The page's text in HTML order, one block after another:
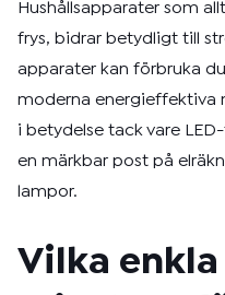
Hushållsapparater som
frys, bidrar betydligt till
apparater kan förbruka
moderna energieffektiva
i betydelse tack vare
en märkbar post på
lampor.
Vilka